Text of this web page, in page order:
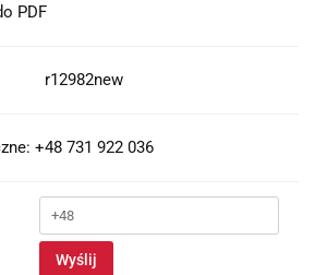
PDF
r12982new
+48 731 922 036
Wyślij